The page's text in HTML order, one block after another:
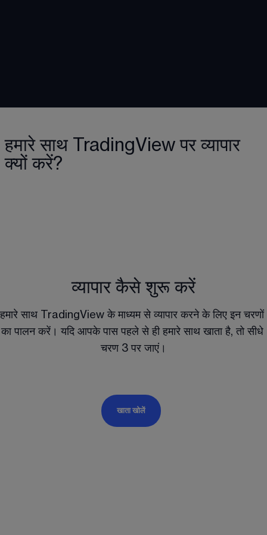
हमारे साथ TradingView पर व्यापार
क्यों करें?
व्यापार कैसे शुरू करें
हमारे साथ TradingView के माध्यम से व्यापार करने के लिए इन चरणों
का पालन करें। यदि आपके पास पहले से ही हमारे साथ खाता है, तो सीधे
चरण 3 पर जाएं।
खाता खोलें